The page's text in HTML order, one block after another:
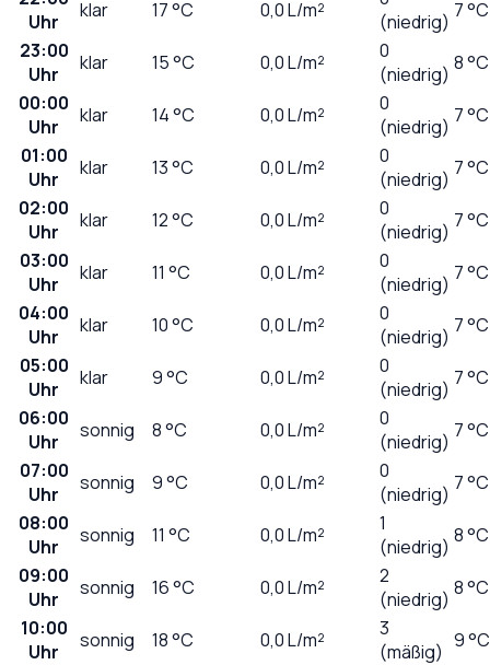
Uhr
klar 17°C 0,0L/m²
(niedrig) 7 °C
23:00
Uhr
klar 15°C 0,0L/m²
0
(niedrig) 8 °C
00:00
Uhr
klar 14°C 0,0L/m²
0
(niedrig) 7 °C
01:00
Uhr
klar 13°C 0,0L/m²
0
(niedrig) 7 °C
02:00
Uhr
klar 12°C 0,0L/m²
0
(niedrig) 7 °C
03:00
Uhr
klar 11 °C 0,0L/m²
0
(niedrig) 7 °C
04:00
Uhr
klar 10°C 0,0L/m²
0
(niedrig) 7 °C
05:00
Uhr
klar 9°C 0,0L/m²
0
(niedrig) 7 °C
06:00
Uhr
sonnig 8°C 0,0L/m²
0
(niedrig) 7 °C
07:00
Uhr
sonnig 9°C 0,0L/m²
0
(niedrig) 7 °C
08:00
Uhr
sonnig 11 °C 0,0L/m²
1
(niedrig) 8 °C
09:00
Uhr
sonnig 16°C 0,0L/m²
2
(niedrig) 8 °C
10:00
Uhr
sonnig 18°C 0,0L/m²
3
(mäßig) 9 °C